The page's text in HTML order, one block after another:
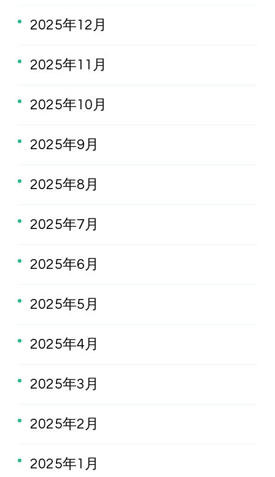
2025年12月
2025年11月
2025年10月
2025年9月
2025年8月
2025年7月
2025年6月
2025年5月
2025年4月
2025年3月
2025年2月
2025年1月